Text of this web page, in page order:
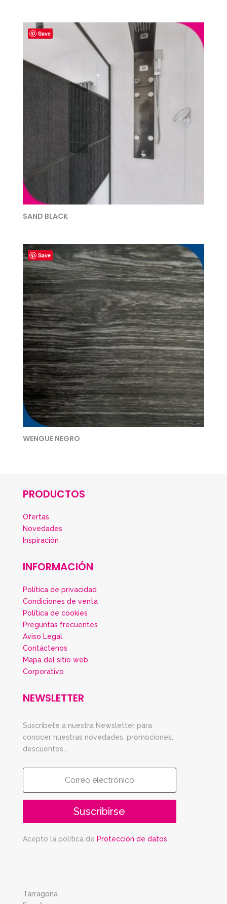
Save
SAND BLACK
Save
WENGUE NEGRO
PRODUCTOS
Ofertas
Novedades
Inspiración
INFORMACIÓN
Política de privacidad
Condiciones de venta
Política de cookies
Preguntas frecuentes
Aviso Legal
Contáctenos
Mapa del sitio web
Corporativo
NEWSLETTER
Suscríbete a nuestra Newsletter para
conocer nuestras novedades, promociones,
descuentos...
Suscribirse
Acepto la política de Protección de datos
Tarragona